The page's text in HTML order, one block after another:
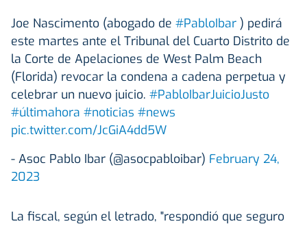
Joe Nascimento (abogado de #PabloIbar ) pedirá
este martes ante el Tribunal del Cuarto Distrito de
la Corte de Apelaciones de West Palm Beach
(Florida) revocar la condena a cadena perpetua y
celebrar un nuevo juicio. #PabloIbarJuicioJusto
#últimahora #noticias #news
pic.twitter.com/JcGiA4dd5W
- Asoc Pablo Ibar (@asocpabloibar) February 24,
2023
La fiscal, según el letrado, "respondió que seguro